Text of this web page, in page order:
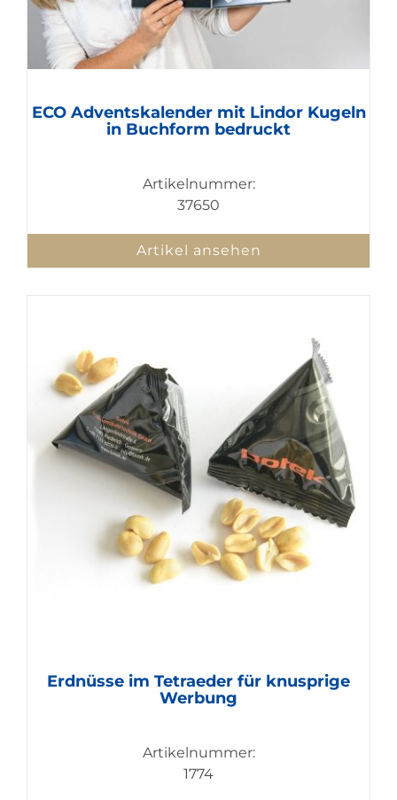
ECO Adventskalender mit Lindor Kugeln
in Buchform bedruckt
Artikelnummer:
37650
Artikel ansehen
Erdnüsse im Tetraeder für knusprige
Werbung
Artikelnummer:
1774